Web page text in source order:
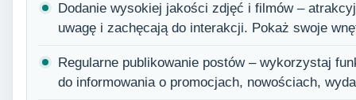
Dodanie wysokiej jakości zdjęć i filmów –
uwagę i zachęcają do interakcji. Pokaż swoje
Regularne publikowanie postów – wykorzystaj
do informowania o promocjach, nowościach,